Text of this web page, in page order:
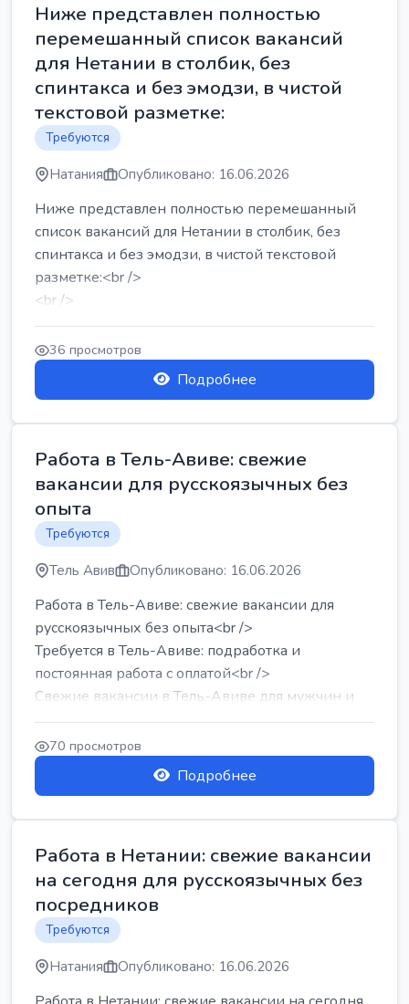
Ниже представлен полностью
перемешанный список вакансий
для Нетании в столбик, без
спинтакса и без эмодзи, в чистой
текстовой разметке:
Требуются
Натания Опубликовано: 16.06.2026
Ниже представлен полностью перемешанный
список вакансий для Нетании в столбик, без
спинтакса и без эмодзи, в чистой текстовой
разметке:<br />
<br />
Работа в Нетании на мебельном производстве:
требу...
36 просмотров
Подробнее
Работа в Тель-Авиве: свежие
вакансии для русскоязычных без
опыта
Требуются
Тель Авив Опубликовано: 16.06.2026
Работа в Тель-Авиве: свежие вакансии для
русскоязычных без опыта<br />
Требуется в Тель-Авиве: подработка и
постоянная работа с оплатой<br />
Свежие вакансии в Тель-Авиве для мужчин и
женщин от хозя...
70 просмотров
Подробнее
Работа в Нетании: свежие вакансии
на сегодня для русскоязычных без
посредников
Требуются
Натания Опубликовано: 16.06.2026